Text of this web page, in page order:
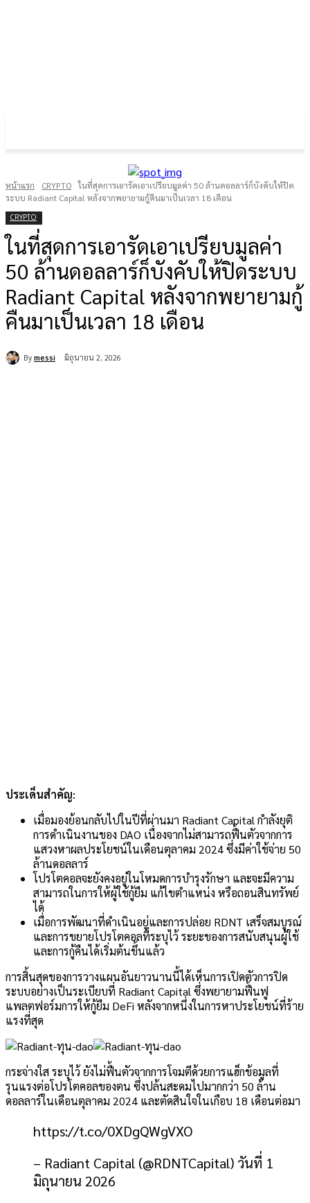
หน้าแรก CRYPTO
ในที่สุดการเอารัดเอาเปรียบมูลค่า 50 ล้านดอลลาร์ก็บังคับให้ปิด
ระบบ Radiant Capital หลังจากพยายามกู้คืนมาเป็นเวลา 18 เดือน
CRYPTO
ในที่สุดการเอารัดเอาเปรียบมูลค่า
50 ล้านดอลลาร์ก็บังคับให้ปิดระบบ
Radiant Capital หลังจากพยายามกู้
คืนมาเป็นเวลา 18 เดือน
By messi มิถุนายน 2, 2026
ประเด็นสำคัญ:
เมื่อมองย้อนกลับไปในปีที่ผ่านมา Radiant Capital กำลังยุติ
การดำเนินงานของ DAO เนื่องจากไม่สามารถฟื้นตัวจากการ
แสวงหาผลประโยชน์ในเดือนตุลาคม 2024 ซึ่งมีค่าใช้จ่าย 50
ล้านดอลลาร์
โปรโตคอลจะยังคงอยู่ในโหมดการบำรุงรักษา และจะมีความ
สามารถในการให้ผู้ใช้กู้ยืม แก้ไขตำแหน่ง หรือถอนสินทรัพย์
ได้
เมื่อการพัฒนาที่ดำเนินอยู่และการปล่อย RDNT เสร็จสมบูรณ์
และการขยายโปรโตคอลที่ระบุไว้ ระยะของการสนับสนุนผู้ใช้
และการกู้คืนได้เริ่มต้นขึ้นแล้ว
การสิ้นสุดของการวางแผนอันยาวนานนี้ได้เห็นการเปิดตัวการปิด
ระบบอย่างเป็นระเบียบที่ Radiant Capital ซึ่งพยายามฟื้นฟู
แพลตฟอร์มการให้กู้ยืม DeFi หลังจากหนึ่งในการหาประโยชน์ที่ร้าย
แรงที่สุด
กระจ่างใสระบุไว้ ยังไม่ฟื้นตัวจากการโจมตีด้วยการแฮ็กข้อมูลที่
รุนแรงต่อโปรโตคอลของตน ซึ่งปล้นสะดมไปมากกว่า 50 ล้าน
ดอลลาร์ในเดือนตุลาคม 2024 และตัดสินใจในเกือบ 18 เดือนต่อมา
https://t.co/0XDgQWgVXO
– Radiant Capital (@RDNTCapital) วันที่ 1
มิถุนายน 2026